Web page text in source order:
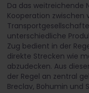
Da das weitreichende
Kooperation zwischen
unterschiedliche
Zug bedient in der
direkte Strecken wie
abzudecken. Aus
der Regel an zentral
Breclav, Bohumin und